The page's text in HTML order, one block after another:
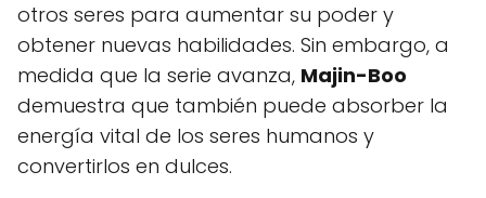
otros seres para aumentar su poder y
obtener nuevas habilidades. Sin embargo, a
medida que la serie avanza, Majin-Boo
demuestra que también puede absorber la
energía vital de los seres humanos y
convertirlos en dulces.